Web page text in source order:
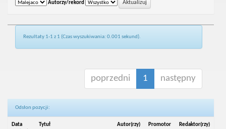
Autorzy/rekord
Rezultaty 1-1 z 1 (Czas wyszukiwania: 0.001 sekund).
poprzedni 1 następny
Odsłon pozycji:
Data
Tytuł Autor(rzy) Promotor Redaktor(rzy)